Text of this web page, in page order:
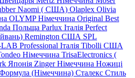
Naomi ( США) Olaplex Olivia
OLYMP Німеччина Original Best
Польща Parlux Італія Perfect
Remington США SPL
Professional Італія Tibolli США
Німеччина TrisaElectronics (
Японія Zinger Німеччина Ножиці
(Німеччина) Сталекс Стиль